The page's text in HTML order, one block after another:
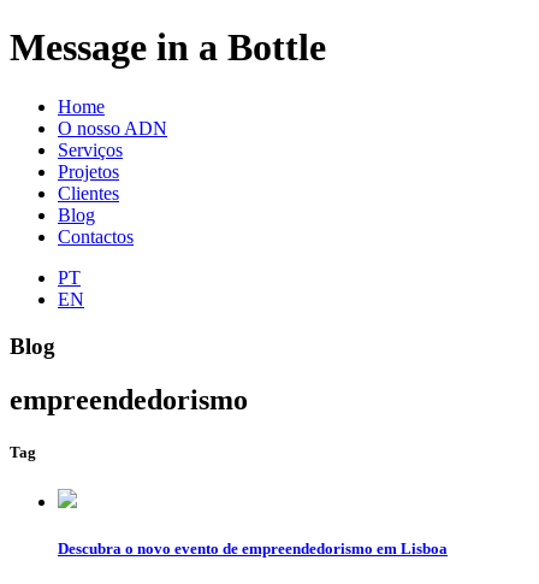
Message in a Bottle
Home
O nosso ADN
Serviços
Projetos
Clientes
Blog
Contactos
PT
EN
Blog
empreendedorismo
Tag
Descubra o novo evento de empreendedorismo em Lisboa